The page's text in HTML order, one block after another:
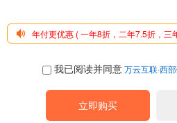
年付更优惠 ( 一年8折，二年7.5折，三
我已阅读并同意 万云互联·西